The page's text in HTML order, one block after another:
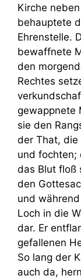
Kirche
behauptete
Ehrenstelle.
bewaffnete
den
Rechtes
gewappnete
sie den
der That,
und fochten;
das Blut floß
den
und
Loch in die
dar. Er
gefallenen
So lang der
auch da,